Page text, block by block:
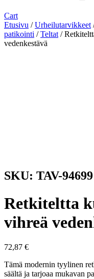
Cart
Etusivu /Urheilutarvikkeet
patikointi /Teltat /
vedenkestävä
SKU: TAV-94699
Retkiteltta
vihreä
72,87 €
Tämä modernin tyylinen
säältä ja tarjoaa mukavan